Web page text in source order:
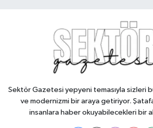
Sektör Gazetesi yepyeni temasıyla sizleri
ve modernizmi bir araya getiriyor.
insanlara haber okuyabilecekleri bir